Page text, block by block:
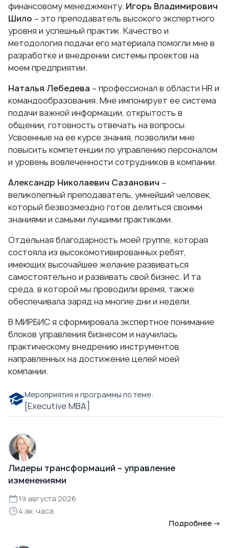
финансовому менеджменту. Игорь Владимирович
Шило – это преподаватель высокого экспертного
уровня и успешный практик. Качество и
методология подачи его материала помогли мне в
разработке и внедрении системы проектов на
моем предприятии.
Наталья Лебедева – профессионал в области HR и
командообразования. Мне импонирует ее система
подачи важной информации, открытость в
общении, готовность отвечать на вопросы.
Усвоенные на ее курсе знания, позволили мне
повысить компетенции по управлению персоналом
и уровень вовлеченности сотрудников в компании.
Александр Николаевич Сазанович –
великолепный преподаватель, умнейший человек,
который безвозмездно готов делиться своими
знаниями и самыми лучшими практиками.
Отдельная благодарность моей группе, которая
состояла из высокомотивированных ребят,
имеющих высочайшее желание развиваться
самостоятельно и развивать свой бизнес. И та
среда, в которой мы проводили время, также
обеспечивала заряд на многие дни и недели.
В МИРБИС я сформировала экспертное понимание
блоков управления бизнесом и научилась
практическому внедрению инструментов,
направленных на достижение целей моей
компании.
Мероприятия и программы по теме:
[Executive MBA]
Лидеры трансформаций – управление
изменениями
19 августа 2026
4 ак. часа
Подробнее →